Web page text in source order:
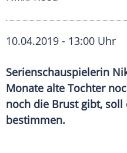
10.04.2019 - 13:00 Uhr
Serienschauspielerin
Monate alte Tochter
noch die Brust gibt, soll
bestimmen.